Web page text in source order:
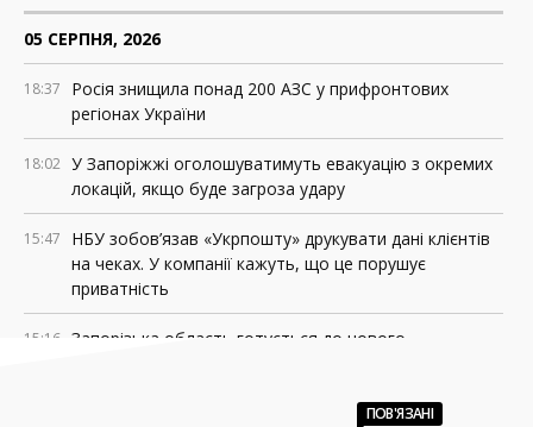
05 СЕРПНЯ, 2026
18:37
Росія знищила понад 200 АЗС у прифронтових
регіонах України
18:02 У Запоріжжі оголошуватимуть евакуацію з окремих
локацій, якщо буде загроза удару
15:47
НБУ зобов’язав «Укрпошту» друкувати дані клієнтів
на чеках. У компанії кажуть, що це порушує
приватність
15:16 Запорізька область готується до нового
Залишилося 5 днів: оборонні підприємства мають
ПОВ'ЯЗАНІ